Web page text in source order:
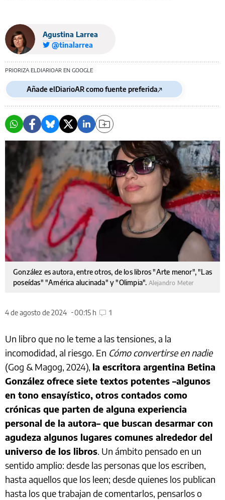
Agustina Larrea
@tinalarrea
PRIORIZA ELDIARIOAR EN GOOGLE
Añade elDiarioAR como fuente preferida
González es autora, entre otros, de los libros "Arte menor", "Las
poseídas" "América alucinada" y "Olimpia". Alejandro Meter
4 de agosto de 2024 00:15 h 1
Un libro que no le teme a las tensiones, a la
incomodidad, al riesgo. En Cómo convertirse en nadie
(Gog & Magog, 2024), la escritora argentina Betina
González ofrece siete textos potentes –algunos
en tono ensayístico, otros contados como
crónicas que parten de alguna experiencia
personal de la autora– que buscan desarmar con
agudeza algunos lugares comunes alrededor del
universo de los libros. Un ámbito pensado en un
sentido amplio: desde las personas que los escriben,
hasta aquellos que los leen; desde quienes los publican
hasta los que trabajan de comentarlos, pensarlos o